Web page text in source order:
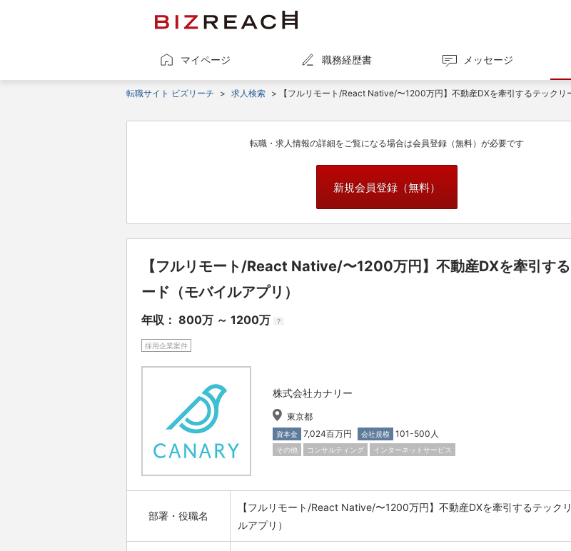
マイページ 職務経歴書 メッセージ
転職サイト ビズリーチ > 求人検索 > 【フルリモート/React Native/〜1200万円】不動産DXを牽引するテックリ
転職・求人情報の詳細をご覧になる場合は会員登録（無料）が必要です
新規会員登録（無料）
【フルリモート/React Native/〜1200万円】不動産DXを牽引する
ード（モバイルアプリ）
年収： 800万 ～ 1200万 ?
採用企業案件
株式会社カナリー
東京都
資本金 7,024百万円 会社規模 101-500人
その他 コンサルティング インターネットサービス
部署・役職名
【フルリモート/React Native/〜1200万円】不動産DXを牽引するテック
ルアプリ）